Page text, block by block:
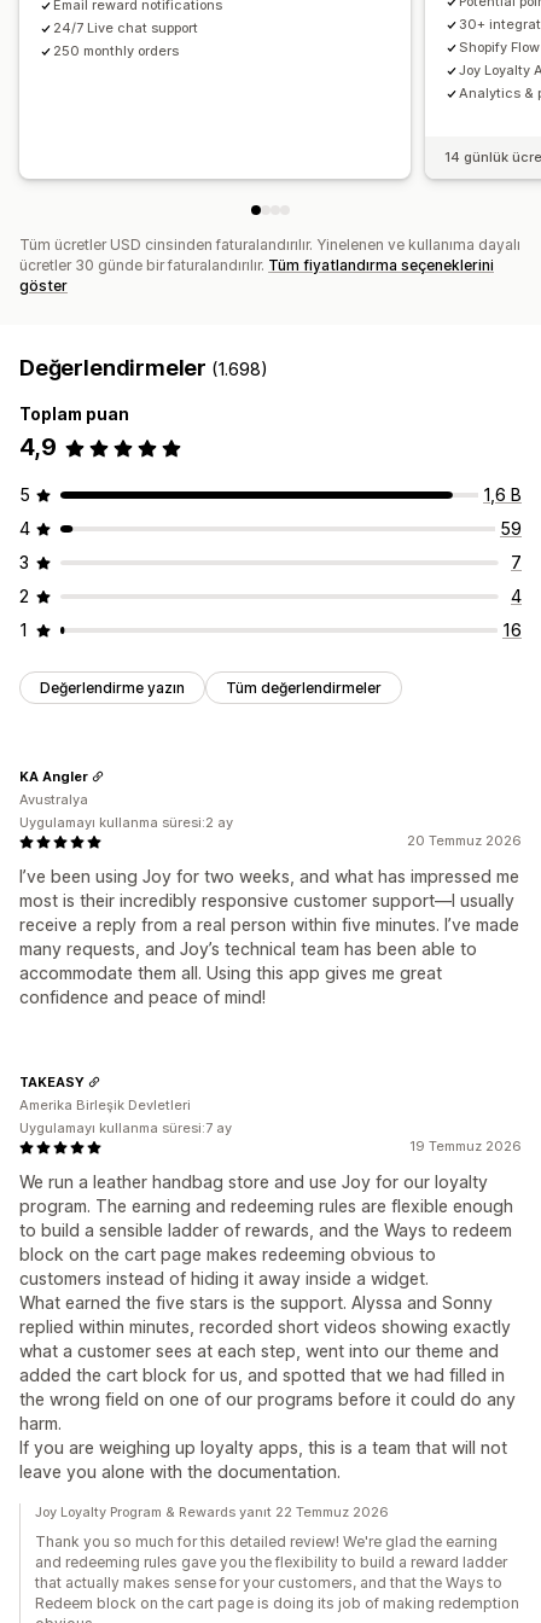
Email reward notifications
24/7 Live chat support
250 monthly orders
30+
Shopify
Joy Loyalty
Analytics &
14 günlük
Tüm ücretler USD cinsinden faturalandırılır. Yinelenen ve kullanıma dayalı
ücretler 30 günde bir faturalandırılır. Tüm fiyatlandırma seçeneklerini
göster
Değerlendirmeler (1.698)
Toplam puan
4,9
5
1,6 B
4
59
3
7
2
4
1
16
Değerlendirme yazın Tüm değerlendirmeler
20 Temmuz 2026
I’ve been using Joy for two weeks, and what has impressed me
most is their incredibly responsive customer support—I usually
receive a reply from a real person within five minutes. I’ve made
many requests, and Joy’s technical team has been able to
accommodate them all. Using this app gives me great
confidence and peace of mind!
KA Angler
Avustralya
Uygulamayı kullanma süresi:2 ay
19 Temmuz 2026
We run a leather handbag store and use Joy for our loyalty
program. The earning and redeeming rules are flexible enough
to build a sensible ladder of rewards, and the Ways to redeem
block on the cart page makes redeeming obvious to
customers instead of hiding it away inside a widget.
What earned the five stars is the support. Alyssa and Sonny
replied within minutes, recorded short videos showing exactly
what a customer sees at each step, went into our theme and
added the cart block for us, and spotted that we had filled in
the wrong field on one of our programs before it could do any
harm.
If you are weighing up loyalty apps, this is a team that will not
leave you alone with the documentation.
TAKEASY
Amerika Birleşik Devletleri
Uygulamayı kullanma süresi:7 ay
Joy Loyalty Program & Rewards yanıt 22 Temmuz 2026
Thank you so much for this detailed review! We're glad the earning
and redeeming rules gave you the flexibility to build a reward ladder
that actually makes sense for your customers, and that the Ways to
Redeem block on the cart page is doing its job of making redemption